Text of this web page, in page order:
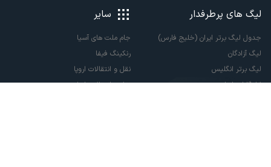
لیگ های پرطرفدار
جدول لیگ برتر ایران (خلیج فارس)
لیگ آزادگان
لیگ برتر انگلیس
لالیگا اسپانیا
سایر
جام ملت های آسیا
رنکینگ فیفا
نقل و انتقالات اروپا
نقل و انتقالات ایران